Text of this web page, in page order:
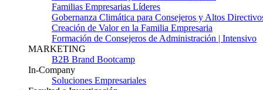
Familias Empresarias Líderes
Gobernanza Climática para Consejeros y Altos
Creación de Valor en la Familia Empresaria
Formación de Consejeros de Administración | Intensivo
MARKETING
B2B Brand Bootcamp
In-Company
Soluciones Empresariales